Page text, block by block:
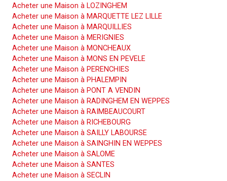
Acheter une Maison à LOZINGHEM
Acheter une Maison à MARQUETTE LEZ LILLE
Acheter une Maison à MARQUILLIES
Acheter une Maison à MERIGNIES
Acheter une Maison à MONCHEAUX
Acheter une Maison à MONS EN PEVELE
Acheter une Maison à PERENCHIES
Acheter une Maison à PHALEMPIN
Acheter une Maison à PONT A VENDIN
Acheter une Maison à RADINGHEM EN WEPPES
Acheter une Maison à RAIMBEAUCOURT
Acheter une Maison à RICHEBOURG
Acheter une Maison à SAILLY LABOURSE
Acheter une Maison à SAINGHIN EN WEPPES
Acheter une Maison à SALOME
Acheter une Maison à SANTES
Acheter une Maison à SECLIN